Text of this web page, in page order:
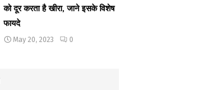
को दूर करता है खीरा, जाने इसके विशेष
फायदे
May 20, 2023 0